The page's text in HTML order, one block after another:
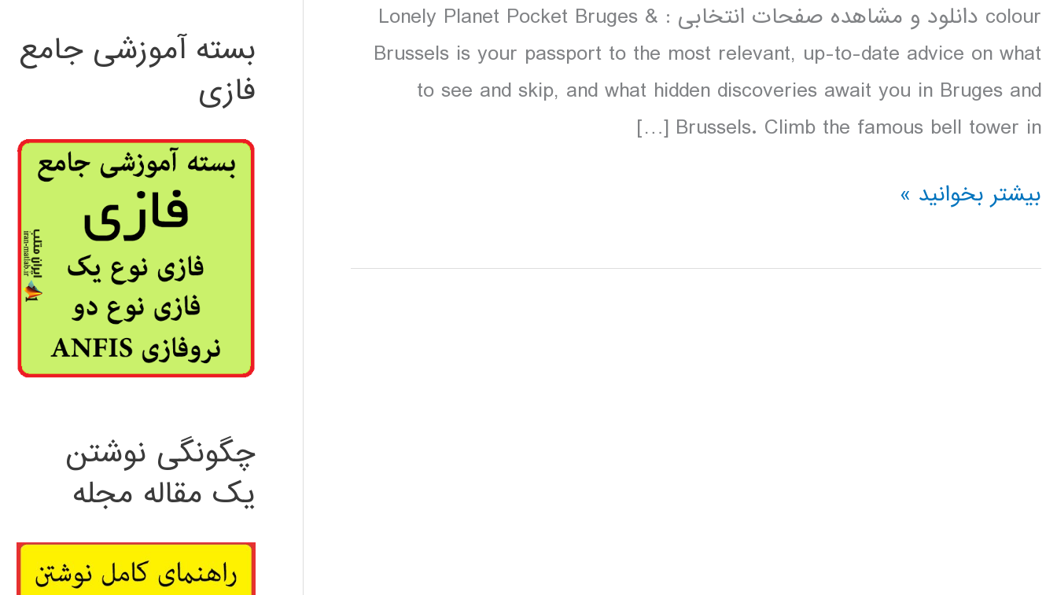
colour دانلود و مشاهده صفحات انتخابی : Lonely Planet Pocket Bruges &
Brussels is your passport to the most relevant, up-to-date advice on what
to see and skip, and what hidden discoveries await you in Bruges and
Brussels. Climb the famous bell tower in […]
دانلود
Lonely
بیشتر بخوانید »
بسته آموزشی جامع
فازی
چگونگی نوشتن
یک مقاله مجله